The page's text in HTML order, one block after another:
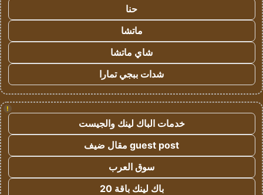
حنا
ماتشا
شاي ماتشا
شدات ببجي تمارا
!
خدمات الباك لينك والجيست
guest post مقال ضيف
سوق العرب
باك لينك باقة 20